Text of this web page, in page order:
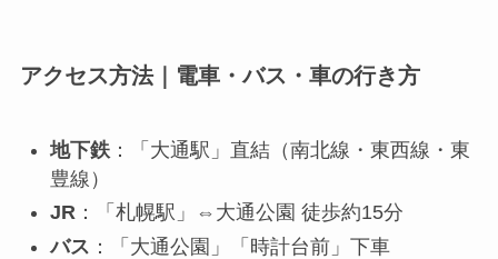
アクセス方法｜電車・バス・車の行き方
地下鉄：「大通駅」直結（南北線・東西線・東
豊線）
JR：「札幌駅」⇔大通公園 徒歩約15分
バス ：「大通公園」「時計台前」下車